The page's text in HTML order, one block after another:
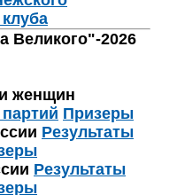
Великого"-2026
женщин
Призеры
Результаты
Результаты